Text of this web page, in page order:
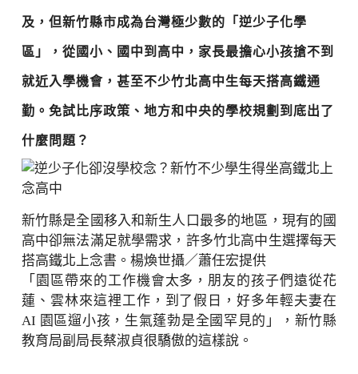
及，但新竹縣市成為台灣極少數的「逆少子化學
區」，從國小、國中到高中，家長最擔心小孩搶不到
就近入學機會，甚至不少竹北高中生每天搭高鐵通
勤。免試比序政策、地方和中央的學校規劃到底出了
什麼問題？
新竹縣是全國移入和新生人口最多的地區，現有的國
高中卻無法滿足就學需求，許多竹北高中生選擇每天
搭高鐵北上念書。楊煥世攝／蕭任宏提供
「園區帶來的工作機會太多，朋友的孩子們遠從花
蓮、雲林來這裡工作，到了假日，好多年輕夫妻在
AI 園區遛小孩，生氣蓬勃是全國罕見的」，新竹縣
教育局副局長蔡淑貞很驕傲的這樣說。